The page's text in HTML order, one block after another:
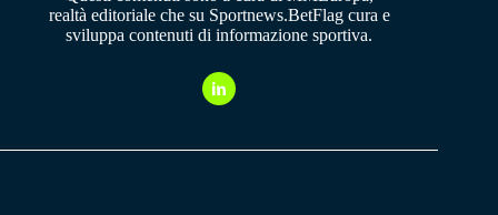
realtà editoriale che su Sportnews.BetFlag cura e
sviluppa contenuti di informazione sportiva.